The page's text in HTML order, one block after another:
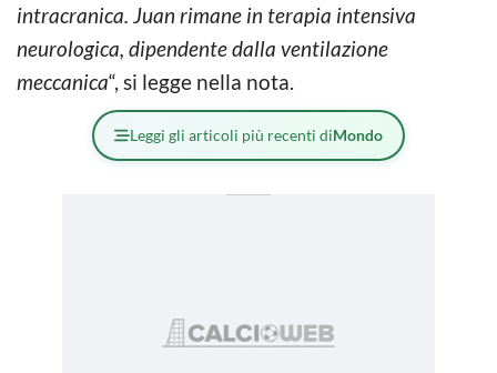
intracranica. Juan rimane in terapia intensiva
neurologica, dipendente dalla ventilazione
meccanica“, si legge nella nota.
Leggi gli articoli più recenti diMondo